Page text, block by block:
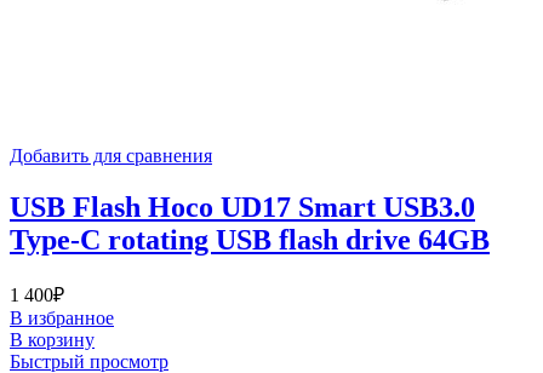
Добавить для сравнения
USB Flash Hoco UD17 Smart USB3.0
Type-C rotating USB flash drive 64GB
1 400₽
В избранное
В корзину
Быстрый просмотр